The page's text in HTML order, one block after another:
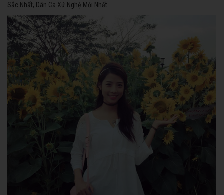
Sắc Nhất, Dân Ca Xứ Nghệ Mới Nhất.